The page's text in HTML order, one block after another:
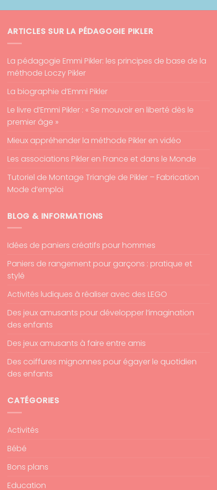
ARTICLES SUR LA PÉDAGOGIE PIKLER
La pédagogie Emmi Pikler: les principes de base de la
méthode Loczy Pikler
La biographie d’Emmi Pikler
Le livre d’Emmi Pikler : « Se mouvoir en liberté dès le
premier âge »
Mieux appréhender la méthode Pikler en vidéo
Les associations Pikler en France et dans le Monde
Tutoriel de Montage Triangle de Pikler – Fabrication
Mode d’emploi
BLOG & INFORMATIONS
Idées de paniers créatifs pour hommes
Paniers de rangement pour garçons : pratique et
stylé
Activités ludiques à réaliser avec des LEGO
Des jeux amusants pour développer l’imagination
des enfants
Des jeux amusants à faire entre amis
Des coiffures mignonnes pour égayer le quotidien
des enfants
CATÉGORIES
Activités
Bébé
Bons plans
Education